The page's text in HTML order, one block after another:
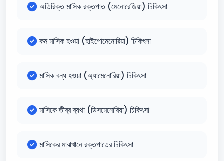
অতিরিক্ত মাসিক রক্তপাত (মেনোরেজিয়া) চিকিৎসা
কম মাসিক হওয়া (হাইপোমেনোরিয়া) চিকিৎসা
মাসিক বন্ধ হওয়া (অ্যামেনোরিয়া) চিকিৎসা
মাসিকে তীব্র ব্যথা (ডিসমেনোরিয়া) চিকিৎসা
মাসিকের মাঝখানে রক্তপাতের চিকিৎসা